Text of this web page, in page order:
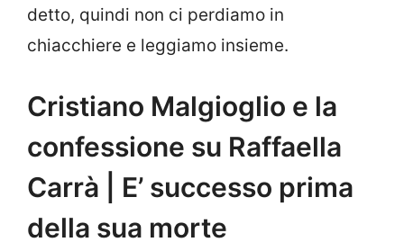
detto, quindi non ci perdiamo in
chiacchiere e leggiamo insieme.
Cristiano Malgioglio e la
confessione su Raffaella
Carrà | E’ successo prima
della sua morte